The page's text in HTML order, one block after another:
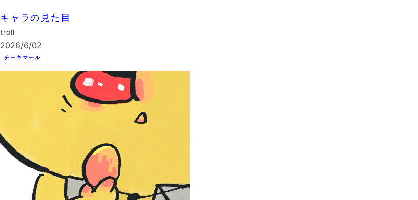
キャラの見た目
troll
2026/6/02
チーキマール